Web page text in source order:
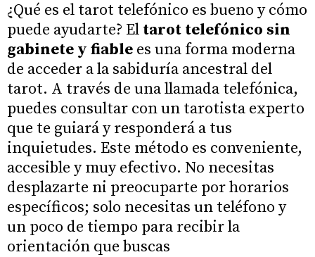
¿Qué es el tarot telefónico es bueno y cómo
puede ayudarte? El tarot telefónico sin
gabinete y fiable es una forma moderna
de acceder a la sabiduría ancestral del
tarot. A través de una llamada telefónica,
puedes consultar con un tarotista experto
que te guiará y responderá a tus
inquietudes. Este método es conveniente,
accesible y muy efectivo. No necesitas
desplazarte ni preocuparte por horarios
específicos; solo necesitas un teléfono y
un poco de tiempo para recibir la
orientación que buscas